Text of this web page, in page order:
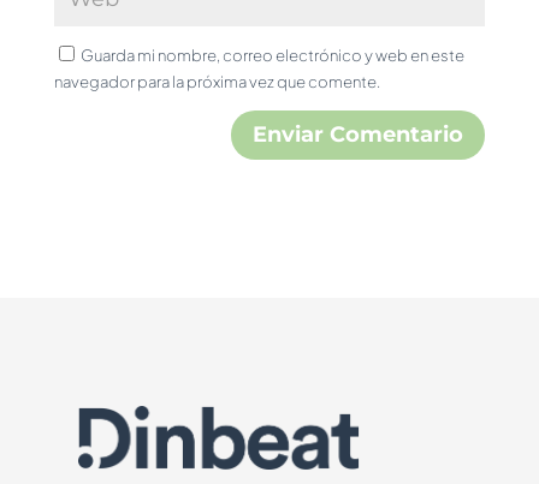
Guarda mi nombre, correo electrónico y web en este
navegador para la próxima vez que comente.